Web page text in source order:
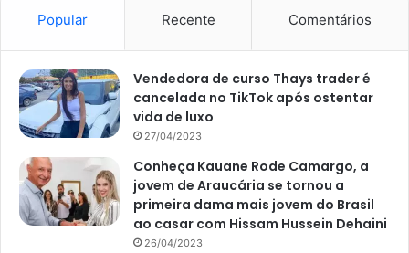
Popular Recente Comentários
Vendedora de curso Thays trader é
cancelada no TikTok após ostentar
vida de luxo
27/04/2023
Conheça Kauane Rode Camargo, a
jovem de Araucária se tornou a
primeira dama mais jovem do Brasil
ao casar com Hissam Hussein Dehaini
26/04/2023